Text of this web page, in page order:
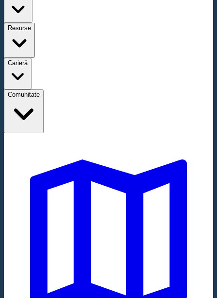
Resurse
Carieră
Comunitate